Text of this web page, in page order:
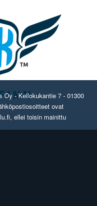
Oy - Kellokukantie 7 - 01300
ovat
ellei toisin mainittu